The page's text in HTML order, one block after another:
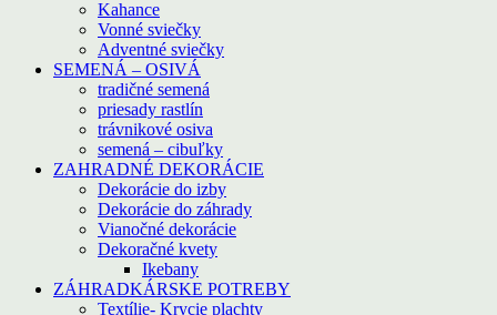
Kahance
Vonné sviečky
Adventné sviečky
SEMENÁ – OSIVÁ
tradičné semená
priesady rastlín
trávnikové osiva
semená – cibuľky
ZAHRADNÉ DEKORÁCIE
Dekorácie do izby
Dekorácie do záhrady
Vianočné dekorácie
Dekoračné kvety
Ikebany
ZÁHRADKÁRSKE POTREBY
Textílie- Krycie plachty